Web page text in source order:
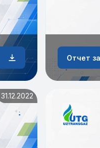
Отчет
31.12.2022